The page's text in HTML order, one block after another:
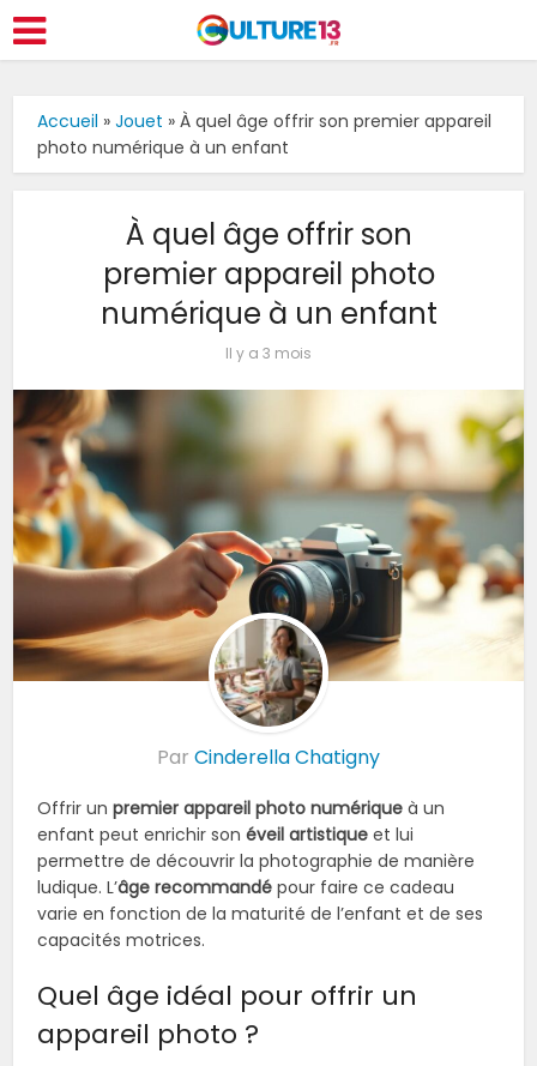
Accueil »Jouet »À quel âge offrir son premier appareil
photo numérique à un enfant
À quel âge offrir son
premier appareil photo
numérique à un enfant
Il y a 3 mois
Par Cinderella Chatigny
Offrir unpremier appareil photo numérique à un
enfant peut enrichir sonéveil artistique et lui
permettre de découvrir la photographie de manière
ludique. L’âge recommandé pour faire ce cadeau
varie en fonction de la maturité de l’enfant et de ses
capacités motrices.
Quel âge idéal pour offrir un
appareil photo ?